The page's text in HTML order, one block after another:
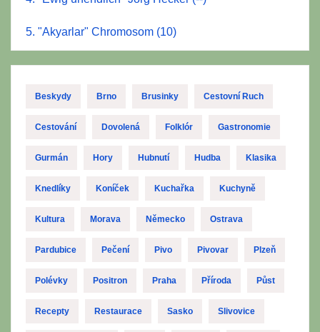
5. "Akyarlar" Chromosom (10)
Beskydy Brno Brusinky Cestovní Ruch
Cestování Dovolená Folklór Gastronomie
Gurmán Hory Hubnutí Hudba Klasika
Knedlíky Koníček Kuchařka Kuchyně
Kultura Morava Německo Ostrava
Pardubice Pečení Pivo Pivovar Plzeň
Polévky Positron Praha Příroda Půst
Recepty Restaurace Sasko Slivovice